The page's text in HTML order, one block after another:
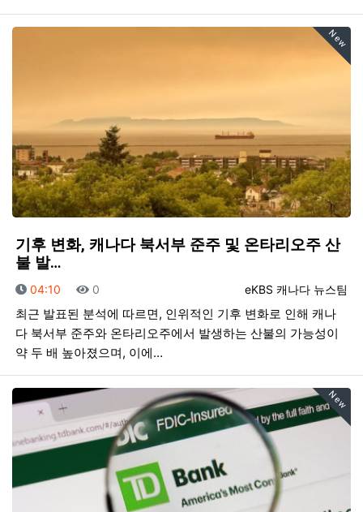
New
기후 변화, 캐나다 북서부 준주 및 온타리오주 산
불 발…
등록자
eKBS 캐나다 뉴스팀
등록일
04:10 조회
0
최근 발표된 분석에 따르면, 인위적인 기후 변화로 인해 캐나
다 북서부 준주와 온타리오주에서 발생하는 산불의 가능성이
약 두 배 높아졌으며, 이에…
New